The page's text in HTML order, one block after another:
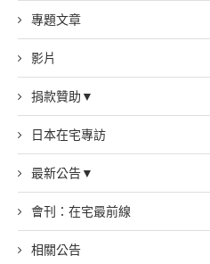
專題文章
影片
捐款贊助▼
日本在宅專訪
最新公告▼
會刊：在宅最前線
相關公告